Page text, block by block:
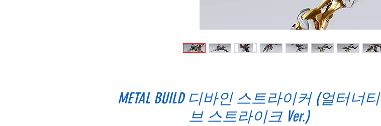
METAL BUILD 디바인 스트라이커 (얼터너티
브 스트라이크 Ver.)